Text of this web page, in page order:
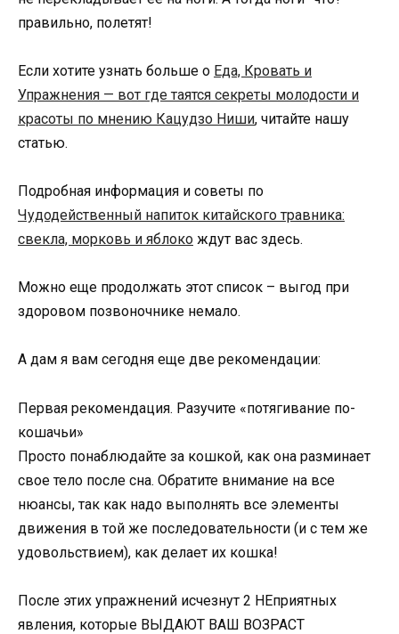
правильно, полетят!
Если хотите узнать больше о Еда, Кровать и
Упражнения — вот где таятся секреты молодости и
красоты по мнению Кацудзо Ниши, читайте нашу
статью.
Подробная информация и советы по
Чудодейственный напиток китайского травника:
свекла, морковь и яблоко ждут вас здесь.
Можно еще продолжать этот список – выгод при
здоровом позвоночнике немало.
А дам я вам сегодня еще две рекомендации:
Первая рекомендация. Разучите «потягивание по-
кошачьи»
Просто понаблюдайте за кошкой, как она разминает
свое тело после сна. Обратите внимание на все
нюансы, так как надо выполнять все элементы
движения в той же последовательности (и с тем же
удовольствием), как делает их кошка!
После этих упражнений исчезнут 2 НЕприятных
явления, которые ВЫДАЮТ ВАШ ВОЗРАСТ